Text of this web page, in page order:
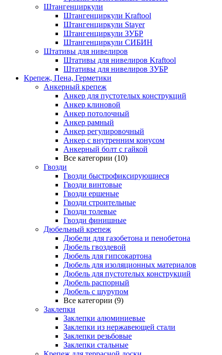
Штангенциркули
Штангенциркули Kraftool
Штангенциркули Stayer
Штангенциркули ЗУБР
Штангенциркули СИБИН
Штативы для нивелиров
Штативы для нивелиров Kraftool
Штативы для нивелиров ЗУБР
Крепеж, Пена, Герметики
Анкерный крепеж
Анкер для пустотелых конструкций
Анкер клиновой
Анкер потолочный
Анкер рамный
Анкер регулировочный
Анкер с внутренним конусом
Анкерный болт с гайкой
Все категории (10)
Гвозди
Гвозди быстрофиксирующиеся
Гвозди винтовые
Гвозди ершеные
Гвозди строительные
Гвозди толевые
Гвозди финишные
Дюбельный крепеж
Дюбели для газобетона и пенобетона
Дюбель гвоздевой
Дюбель для гипсокартона
Дюбель для изоляционных материалов
Дюбель для пустотелых конструкций
Дюбель распорный
Дюбель с шурупом
Все категории (9)
Заклепки
Заклепки алюминиевые
Заклепки из нержавеющей стали
Заклепки резьбовые
Заклепки стальные